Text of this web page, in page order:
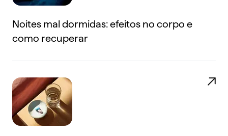
Noites mal dormidas: efeitos no corpo e
como recuperar